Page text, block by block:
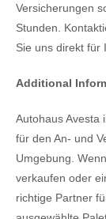
Versicherungen
Stunden.
Sie uns direkt für
Additional
Autohaus Avesta
für den An- und
Umgebung.
verkaufen oder
richtige Partner